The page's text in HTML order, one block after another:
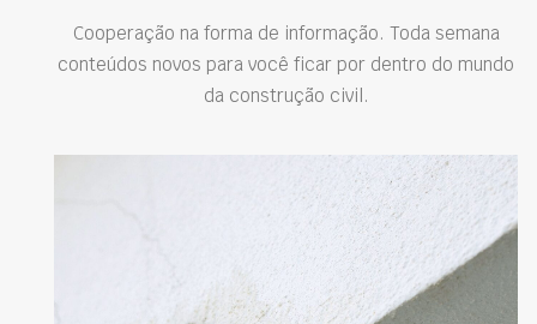
Cooperação na forma de informação. Toda semana
conteúdos novos para você ficar por dentro do mundo
da construção civil.